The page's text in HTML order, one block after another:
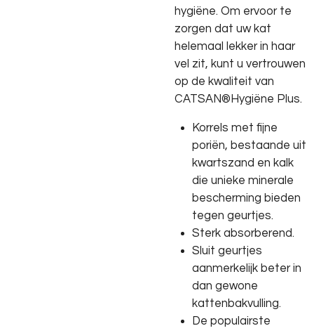
hygiëne. Om ervoor te
zorgen dat uw kat
helemaal lekker in haar
vel zit, kunt u vertrouwen
op de kwaliteit van
CATSAN®Hygiëne Plus.
Korrels met fijne
poriën, bestaande uit
kwartszand en kalk
die unieke minerale
bescherming bieden
tegen geurtjes.
Sterk absorberend.
Sluit geurtjes
aanmerkelijk beter in
dan gewone
kattenbakvulling.
De populairste